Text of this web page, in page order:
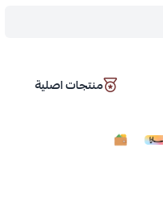
منتجات اصلية